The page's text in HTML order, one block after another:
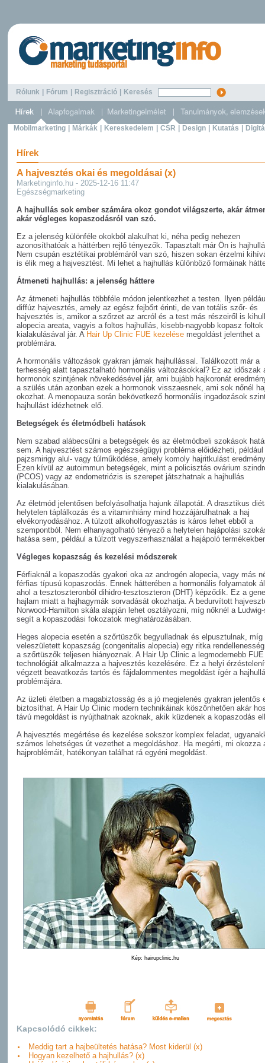
Rólunk Fórum Regisztráció Keresés
Mobilmarketing Márkák Kereskedelem CSR Design Kutatás
Hírek
A hajvesztés okai és megoldásai (x)
Marketinginfo.hu - 2025-12-16 11:47
Egészségmarketing
A hajhullás sok ember számára okoz gondot világszerte, akár
akár végleges kopaszodásról van szó.
Ez a jelenség különféle okokból alakulhat ki, néha pedig nehezen
azonosíthatóak a háttérben rejlő tényezők. Tapasztalt már Ön is
Nem csupán esztétikai problémáról van szó, hiszen sokan érzelmi
is élik meg a hajvesztést. Mi lehet a hajhullás különböző formáinak
Átmeneti hajhullás: a jelenség háttere
Az átmeneti hajhullás többféle módon jelentkezhet a testen. Ilyen
diffúz hajvesztés, amely az egész fejbőrt érinti, de van totális szőr- és
hajvesztés is, amikor a szőrzet az arcról és a test más részeiről is
alopecia areata, vagyis a foltos hajhullás, kisebb-nagyobb kopasz foltok
kialakulásával jár. A Hair Up Clinic FUE kezelése megoldást jelenthet a
problémára.
A hormonális változások gyakran járnak hajhullással. Találkozott már a
terhesség alatt tapasztalható hormonális változásokkal? Ez az időszak
hormonok szintjének növekedésével jár, ami bujább hajkoronát
a szülés után azonban ezek a hormonok visszaesnek, ami sok nőnél
okozhat. A menopauza során bekövetkező hormonális ingadozások
hajhullást idézhetnek elő.
Betegségek és életmódbeli hatások
Nem szabad alábecsülni a betegségek és az életmódbeli szokások
sem. A hajvesztést számos egészségügyi probléma előidézheti, például
pajzsmirigy alul- vagy túlműködése, amely komoly hajritkulást
Ezen kívül az autoimmun betegségek, mint a policisztás ovárium
(PCOS) vagy az endometriózis is szerepet játszhatnak a hajhullás
kialakulásában.
Az életmód jelentősen befolyásolhatja hajunk állapotát. A drasztikus
helytelen táplálkozás és a vitaminhiány mind hozzájárulhatnak a haj
elvékonyodásához. A túlzott alkoholfogyasztás is káros lehet ebből a
szempontból. Nem elhanyagolható tényező a helytelen hajápolási
hatása sem, például a túlzott vegyszerhasználat a hajápoló
Végleges kopaszság és kezelési módszerek
Férfiaknál a kopaszodás gyakori oka az androgén alopecia, vagy más
férfias típusú kopaszodás. Ennek hátterében a hormonális folyamatok
ahol a tesztoszteronból dihidro-tesztoszteron (DHT) képződik. Ez a
hajlam miatt a hajhagymák sorvadását okozhatja. A bedurvított
Norwood-Hamilton skála alapján lehet osztályozni, míg nőknél a
segít a kopaszodási fokozatok meghatározásában.
Heges alopecia esetén a szőrtüszők begyulladnak és elpusztulnak, míg
veleszületett kopaszság (congenitalis alopecia) egy ritka
a szőrtüszők teljesen hiányoznak. A Hair Up Clinic a legmodernebb FUE
technológiát alkalmazza a hajvesztés kezelésére. Ez a helyi
végzett beavatkozás tartós és fájdalommentes megoldást ígér a
problémájára.
Az üzleti életben a magabiztosság és a jó megjelenés gyakran jelentős
biztosíthat. A Hair Up Clinic modern technikáinak köszönhetően akár
távú megoldást is nyújthatnak azoknak, akik küzdenek a kopaszodás
A hajvesztés megértése és kezelése sokszor komplex feladat,
számos lehetséges út vezethet a megoldáshoz. Ha megérti, mi okozza
hajproblémáit, hatékonyan találhat rá egyéni megoldást.
Kép: hairupclinic.hu
Kapcsolódó cikkek:
Meddig tart a hajbeültetés hatása? Most kiderül (x)
Hogyan kezelhető a hajhullás? (x)